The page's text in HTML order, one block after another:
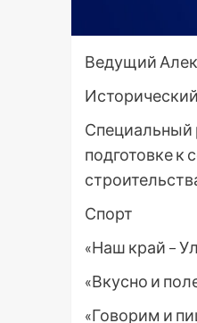
Ведущий
Специальный
подготовке
Спорт
«Наш край –
«Вкусно и
«Говорим и